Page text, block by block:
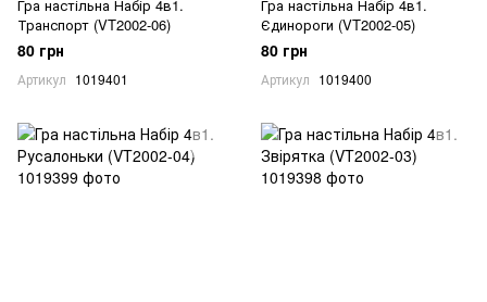
Гра настільна Набір 4в1.
Транспорт (VT2002-06)
80 грн
Артикул 1019401
Гра настільна Набір 4в1.
Єдинороги (VT2002-05)
80 грн
Артикул 1019400